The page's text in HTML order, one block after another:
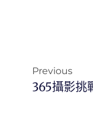
Previous